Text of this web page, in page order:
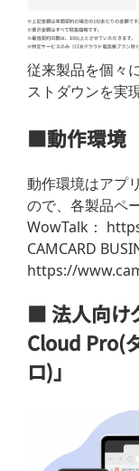
従来製品を個々
ストダウンを実
■動作環境
動作環境はアプ
ので、各製品ペ
WowTalk：
CAMCARD
https://
■ 法人向け
Cloud Pro(
ロ)」